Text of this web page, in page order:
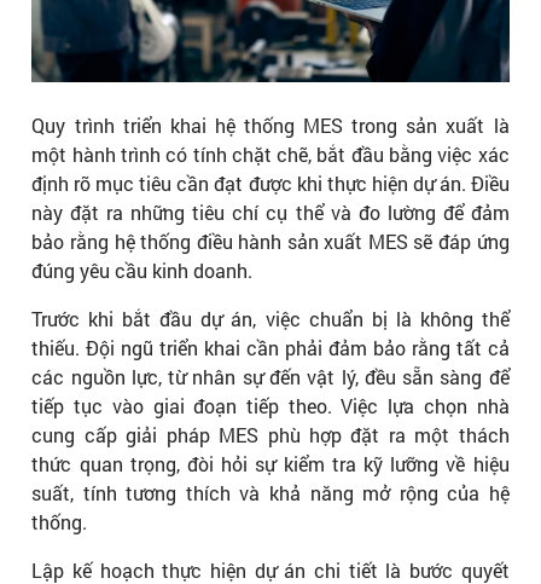
Quy trình triển khai hệ thống MES trong sản xuất là
một hành trình có tính chặt chẽ, bắt đầu bằng việc xác
định rõ mục tiêu cần đạt được khi thực hiện dự án. Điều
này đặt ra những tiêu chí cụ thể và đo lường để đảm
bảo rằng hệ thống điều hành sản xuất MES sẽ đáp ứng
đúng yêu cầu kinh doanh.
Trước khi bắt đầu dự án, việc chuẩn bị là không thể
thiếu. Đội ngũ triển khai cần phải đảm bảo rằng tất cả
các nguồn lực, từ nhân sự đến vật lý, đều sẵn sàng để
tiếp tục vào giai đoạn tiếp theo. Việc lựa chọn nhà
cung cấp giải pháp MES phù hợp đặt ra một thách
thức quan trọng, đòi hỏi sự kiểm tra kỹ lưỡng về hiệu
suất, tính tương thích và khả năng mở rộng của hệ
thống.
Lập kế hoạch thực hiện dự án chi tiết là bước quyết